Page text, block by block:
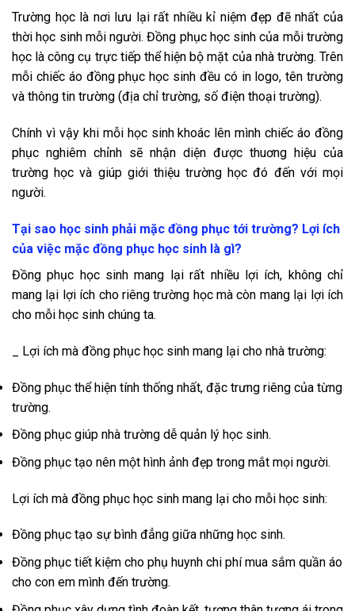
Trường học là nơi lưu lại rất nhiều kỉ niệm đẹp đẽ nhất của
thời học sinh mỗi người. Đồng phục học sinh của mỗi trường
học là công cụ trực tiếp thể hiện bộ mặt của nhà trường. Trên
mỗi chiếc áo đồng phục học sinh đều có in logo, tên trường
và thông tin trường (địa chỉ trường, số điện thoại trường).
Chính vì vậy khi mỗi học sinh khoác lên mình chiếc áo đồng
phục nghiêm chỉnh sẽ nhận diện được thuơng hiệu của
trường học và giúp giới thiệu trường học đó đến với mọi
người.
Tại sao học sinh phải mặc đồng phục tới trường? Lợi ích
của việc mặc đồng phục học sinh là gì?
Đồng phục học sinh mang lại rất nhiều lợi ích, không chỉ
mang lại lợi ích cho riêng trường học mà còn mang lại lợi ích
cho mỗi học sinh chúng ta.
_ Lợi ích mà đồng phục học sinh mang lại cho nhà trường:
Đồng phục thể hiện tính thống nhất, đặc trưng riêng của từng
trường.
Đồng phục giúp nhà trường dễ quản lý học sinh.
Đồng phục tạo nên một hình ảnh đẹp trong mắt mọi người.
Lợi ích mà đồng phục học sinh mang lại cho mỗi học sinh:
Đồng phục tạo sự bình đẳng giữa những học sinh.
Đồng phục tiết kiệm cho phụ huynh chi phí mua sắm quần áo
cho con em mình đến trường.